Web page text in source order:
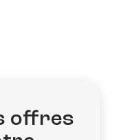
offres